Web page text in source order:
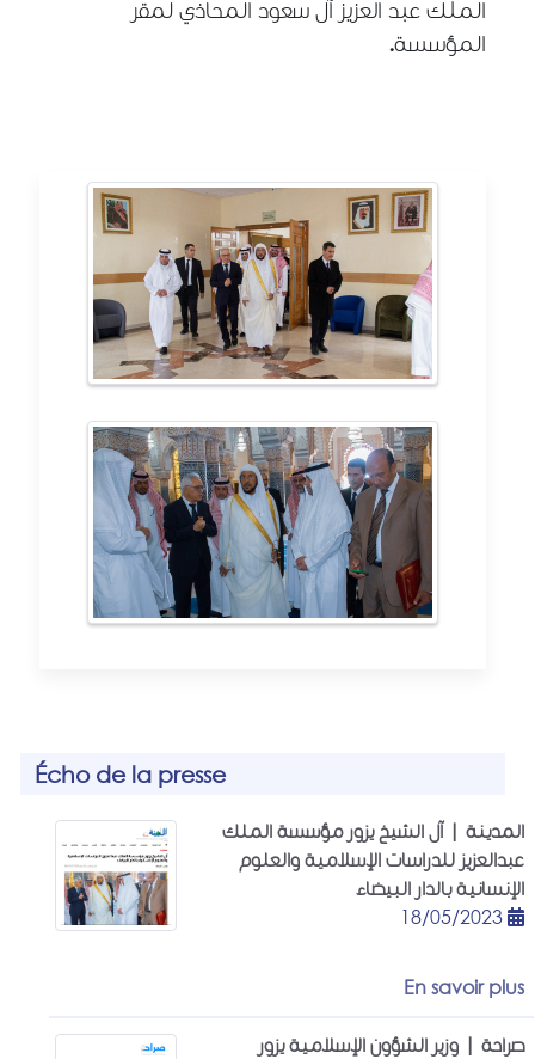
الملك عبد العزيز آل سعود المحاذي لمقر
المؤسسة.
Écho de la presse
المدينة | آل الشيخ يزور مؤسسة الملك
عبدالعزيز للدراسات الإسلامية والعلوم
الإنسانية بالدار البيضاء
18/05/2023
En savoir plus
صراحة | وزير الشؤون الإسلامية يزور